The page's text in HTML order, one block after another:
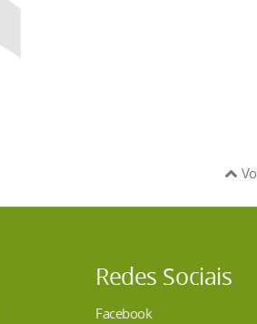
Redes Sociais
Facebook